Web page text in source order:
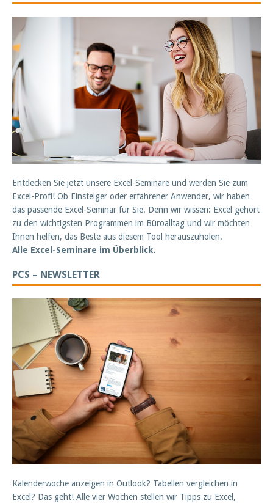
Entdecken Sie jetzt unsere Excel-Seminare und werden Sie zum
Excel-Profi! Ob Einsteiger oder erfahrener Anwender, wir haben
das passende Excel-Seminar für Sie. Denn wir wissen: Excel gehört
zu den wichtigsten Programmen im Büroalltag und wir möchten
Ihnen helfen, das Beste aus diesem Tool herauszuholen.
Alle Excel-Seminare im Überblick.
PCS – NEWSLETTER
Kalenderwoche anzeigen in Outlook? Tabellen vergleichen in
Excel? Das geht! Alle vier Wochen stellen wir Tipps zu Excel,